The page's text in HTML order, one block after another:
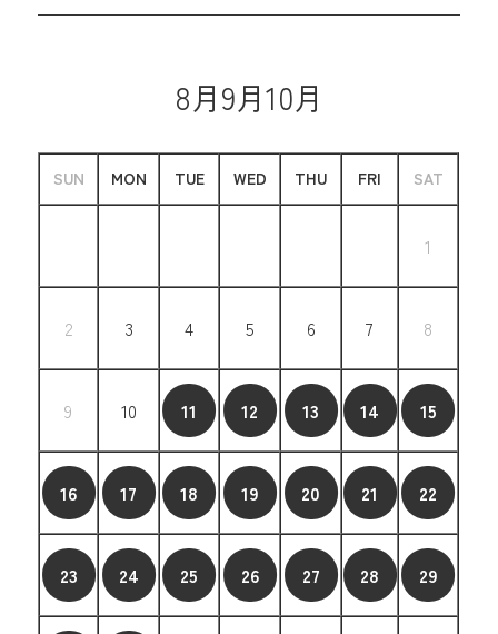
8月9月10月
SUN MON TUE WED THU FRI SAT
1
2 3 4 5 6 7 8
9 10 11 12 13 14 15
16 17 18 19 20 21 22
23 24 25 26 27 28 29